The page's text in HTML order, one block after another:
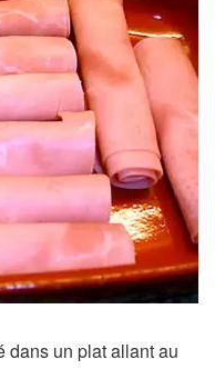
dans un plat allant au